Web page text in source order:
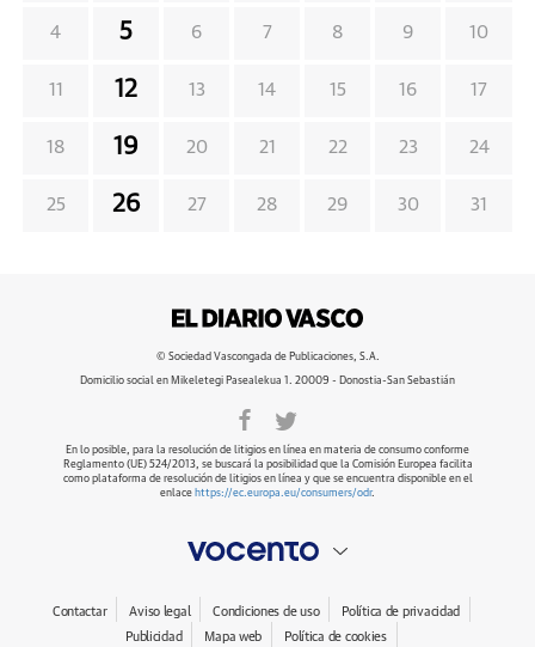
4 5 6 7 8 9 10
11 12 13 14 15 16 17
18 19 20 21 22 23 24
25 26 27 28 29 30 31
© Sociedad Vascongada de Publicaciones, S.A.
Domicilio social en Mikeletegi Pasealekua 1. 20009 - Donostia-San Sebastián
En lo posible, para la resolución de litigios en línea en materia de consumo conforme
Reglamento (UE) 524/2013, se buscará la posibilidad que la Comisión Europea facilita
como plataforma de resolución de litigios en línea y que se encuentra disponible en el
enlace https://ec.europa.eu/consumers/odr.
Contactar Aviso legal Condiciones de uso
Política de privacidad
Publicidad
Mapa web Política de cookies